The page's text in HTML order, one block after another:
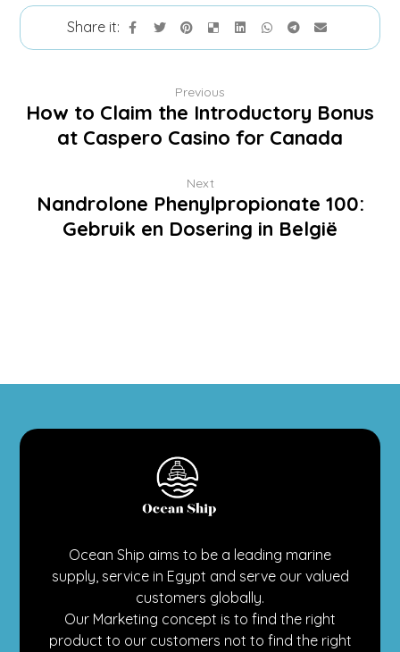
Previous
How to Claim the Introductory Bonus
at Caspero Casino for Canada
Next
Nandrolone Phenylpropionate 100:
Gebruik en Dosering in België
Ocean Ship aims to be a leading marine
supply, service in Egypt and serve our valued
customers globally.
Our Marketing concept is to find the right
product to our customers not to find the right